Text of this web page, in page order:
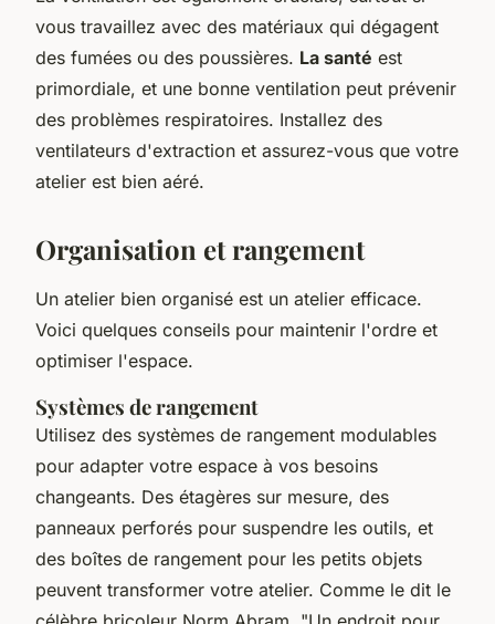
vous travaillez avec des matériaux qui dégagent
des fumées ou des poussières. La santé est
primordiale, et une bonne ventilation peut prévenir
des problèmes respiratoires. Installez des
ventilateurs d'extraction et assurez-vous que votre
atelier est bien aéré.
Organisation et rangement
Un atelier bien organisé est un atelier efficace.
Voici quelques conseils pour maintenir l'ordre et
optimiser l'espace.
Systèmes de rangement
Utilisez des systèmes de rangement modulables
pour adapter votre espace à vos besoins
changeants. Des étagères sur mesure, des
panneaux perforés pour suspendre les outils, et
des boîtes de rangement pour les petits objets
peuvent transformer votre atelier. Comme le dit le